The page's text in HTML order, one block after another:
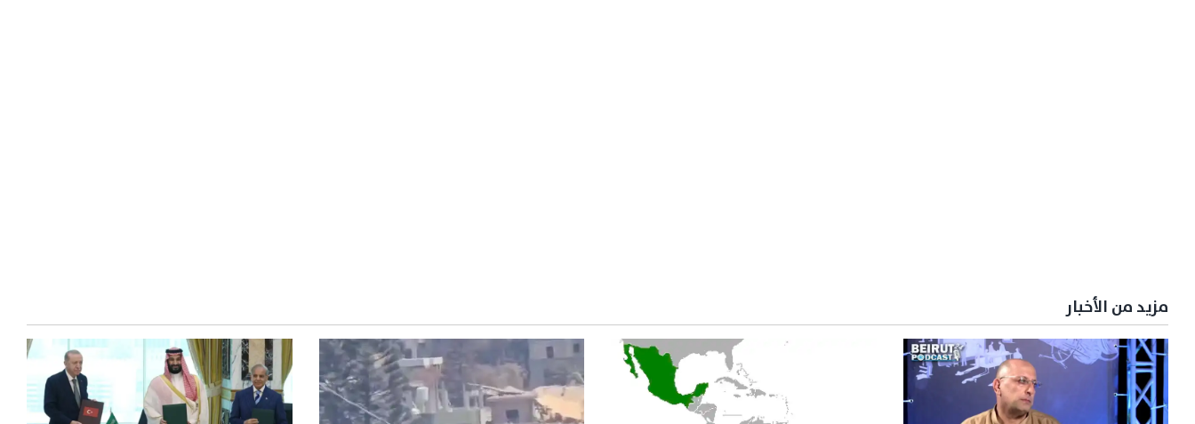
مزيد من الأخبار